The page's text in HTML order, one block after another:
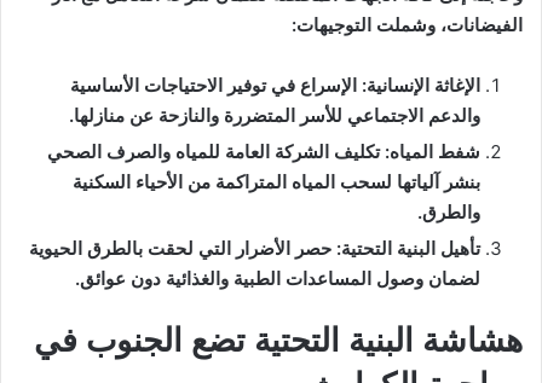
الفيضانات، وشملت التوجيهات:
الإغاثة الإنسانية: الإسراع في توفير الاحتياجات الأساسية
والدعم الاجتماعي للأسر المتضررة والنازحة عن منازلها.
شفط المياه: تكليف الشركة العامة للمياه والصرف الصحي
بنشر آلياتها لسحب المياه المتراكمة من الأحياء السكنية
والطرق.
تأهيل البنية التحتية: حصر الأضرار التي لحقت بالطرق الحيوية
لضمان وصول المساعدات الطبية والغذائية دون عوائق.
هشاشة البنية التحتية تضع الجنوب في